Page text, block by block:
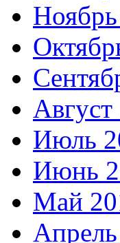
Август
Июль
Июнь
Май